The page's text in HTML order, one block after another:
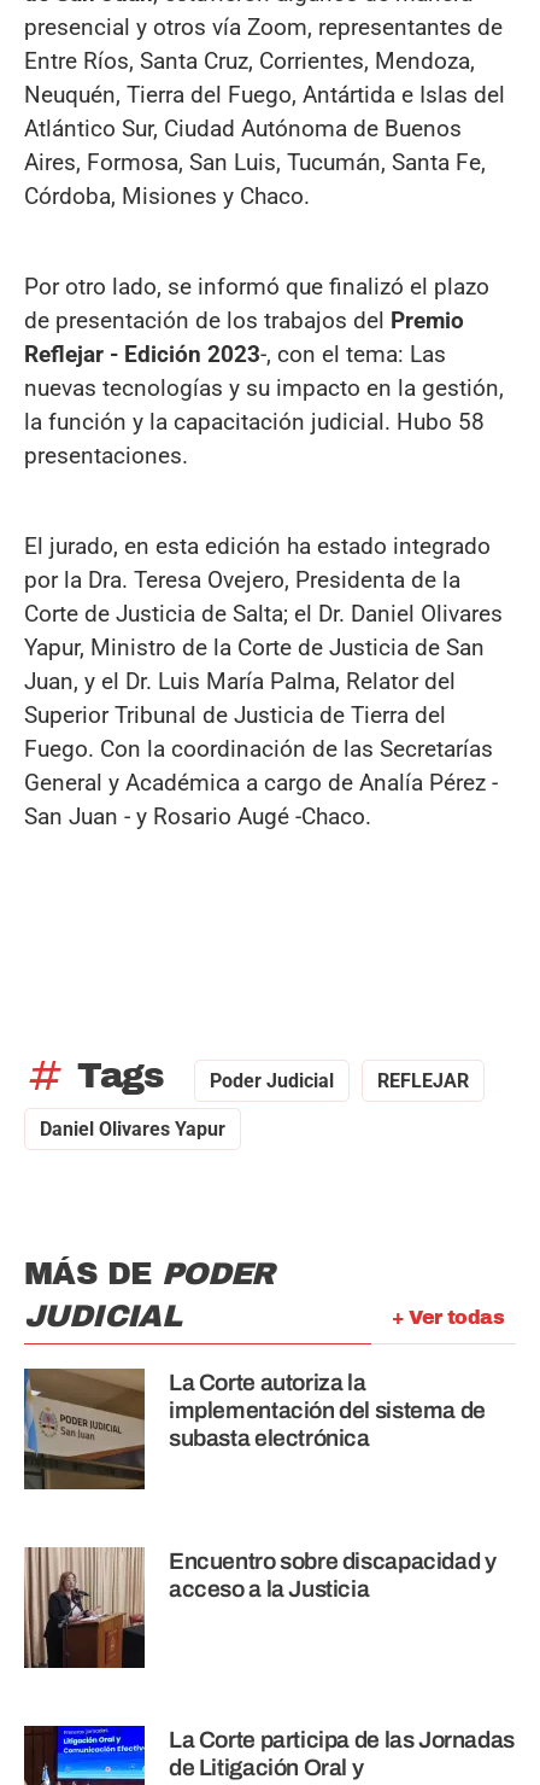
presencial y otros vía Zoom, representantes de
Entre Ríos, Santa Cruz, Corrientes, Mendoza,
Neuquén, Tierra del Fuego, Antártida e Islas del
Atlántico Sur, Ciudad Autónoma de Buenos
Aires, Formosa, San Luis, Tucumán, Santa Fe,
Córdoba, Misiones y Chaco.
Por otro lado, se informó que finalizó el plazo
de presentación de los trabajos del Premio
Reflejar - Edición 2023-, con el tema: Las
nuevas tecnologías y su impacto en la gestión,
la función y la capacitación judicial. Hubo 58
presentaciones.
El jurado, en esta edición ha estado integrado
por la Dra. Teresa Ovejero, Presidenta de la
Corte de Justicia de Salta; el Dr. Daniel Olivares
Yapur, Ministro de la Corte de Justicia de San
Juan, y el Dr. Luis María Palma, Relator del
Superior Tribunal de Justicia de Tierra del
Fuego. Con la coordinación de las Secretarías
General y Académica a cargo de Analía Pérez -
San Juan - y Rosario Augé -Chaco.
tag Tags Poder Judicial REFLEJAR
Daniel Olivares Yapur
+ Ver todas
MÁS DE PODER
JUDICIAL
La Corte autoriza la
implementación del sistema de
subasta electrónica
Encuentro sobre discapacidad y
acceso a la Justicia
La Corte participa de las Jornadas
de Litigación Oral y